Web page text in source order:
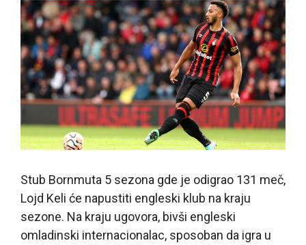
Stub Bornmuta 5 sezona gde je odigrao 131 meč,
Lojd Keli će napustiti engleski klub na kraju
sezone. Na kraju ugovora, bivši engleski
omladinski internacionalac, sposoban da igra u